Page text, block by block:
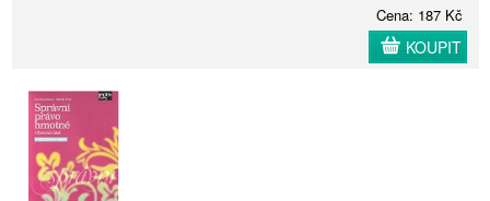
Cena: 187 Kč
KOUPIT